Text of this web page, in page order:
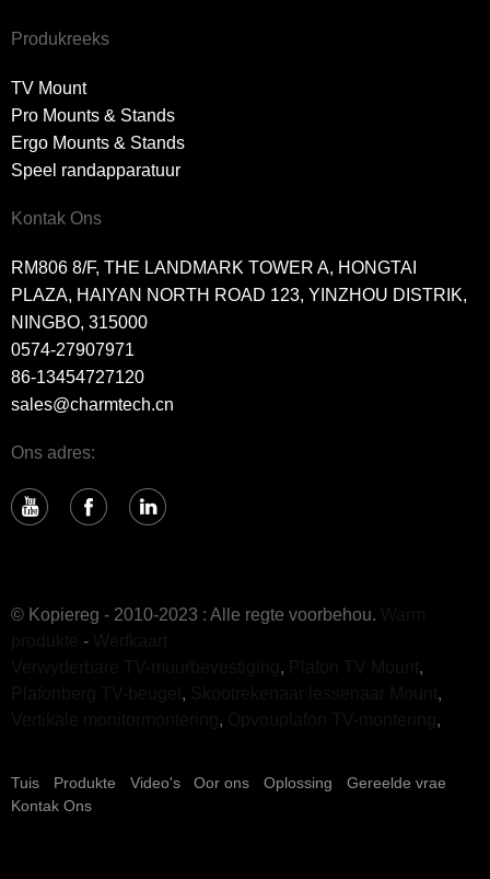
Produkreeks
TV Mount
Pro Mounts & Stands
Ergo Mounts & Stands
Speel randapparatuur
Kontak Ons
RM806 8/F, THE LANDMARK TOWER A, HONGTAI
PLAZA, HAIYAN NORTH ROAD 123, YINZHOU DISTRIK,
NINGBO, 315000
0574-27907971
86-13454727120
sales@charmtech.cn
Ons adres:
© Kopiereg - 2010-2023 : Alle regte voorbehou.
-
,
,
,
,
, ,
Tuis Produkte Video's Oor ons Oplossing
Gereelde vrae
Kontak Ons